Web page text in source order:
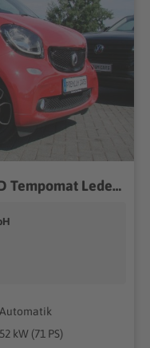
Smart ForTwo Prime Pano LED Tempomat Leder Kamera...
Automatik
52 kW (71 PS)